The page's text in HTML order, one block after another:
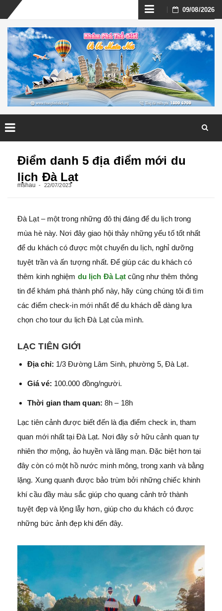
Skip
to
content
09/08/2026
Điểm danh 5 địa điểm mới du
lịch Đà Lạt
mshau 22/07/2023
Đà Lạt – một trong những đô thị đáng để du lịch trong
mùa hè này. Nơi đây giao hội thảy những yếu tố tốt nhất
để du khách có được một chuyến du lịch, nghỉ dưỡng
tuyệt trần và ấn tượng nhất. Để giúp các du khách có
thêm kinh nghiệm du lịch Đà Lạt cũng như thêm thông
tin để khám phá thành phố này, hãy cùng chúng tôi đi tìm
các điểm check-in mới nhất để du khách dễ dàng lựa
chọn cho tour du lịch Đà Lạt của mình.
LẠC TIÊN GIỚI
Địa chỉ: 1/3 Đường Lâm Sinh, phường 5, Đà Lạt.
Giá vé: 100.000 đồng/người.
Thời gian tham quan: 8h – 18h
Lạc tiên cảnh được biết đến là địa điểm check in, tham
quan mới nhất tại Đà Lạt. Nơi đây sở hữu cảnh quan tự
nhiên thơ mộng, ảo huyền và lãng mạn. Đặc biệt hơn tại
đây còn có một hồ nước minh mông, trong xanh và bằng
lặng. Xung quanh được bảo trùm bởi những chiếc khinh
khí cầu đầy màu sắc giúp cho quang cảnh trở thành
tuyệt đẹp và lộng lẫy hơn, giúp cho du khách có được
những bức ảnh đẹp khi đến đây.